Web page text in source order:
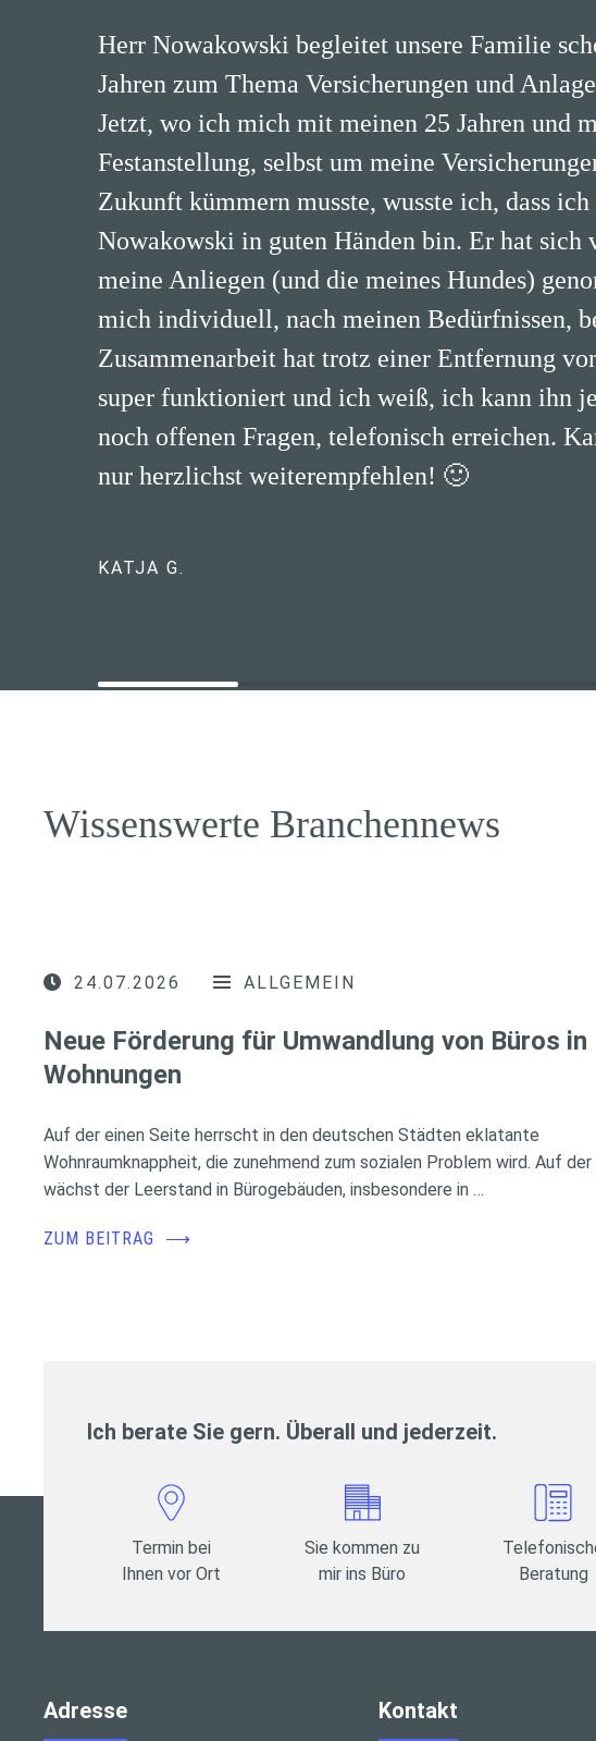
Herr Nowakowski begleitet unsere Familie
Jahren zum Thema Versicherungen und
Jetzt, wo ich mich mit meinen 25 Jahren und
Festanstellung, selbst um meine
Zukunft kümmern musste, wusste ich, dass
Nowakowski in guten Händen bin. Er hat
meine Anliegen (und die meines Hundes)
mich individuell, nach meinen Bedürfnissen,
Zusammenarbeit hat trotz einer Entfernung
super funktioniert und ich weiß, ich kann ihn
noch offenen Fragen, telefonisch erreichen.
nur herzlichst weiterempfehlen! 🙂
KATJA G.
Wissenswerte Branchennews
24.07.2026 ALLGEMEIN
Neue Förderung für Umwandlung von Büros in
Wohnungen
Auf der einen Seite herrscht in den deutschen Städten eklatante
Wohnraumknappheit, die zunehmend zum sozialen Problem wird. Auf der
wächst der Leerstand in Bürogebäuden, insbesondere in …
ZUM BEITRAG ⟶
Ich berate Sie gern. Überall und jederzeit.
Termin bei
Ihnen vor Ort
Sie kommen zu
mir ins Büro
Beratung
Adresse Kontakt